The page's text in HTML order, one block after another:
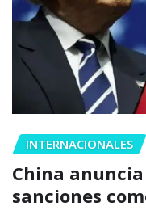
INTERNACIONALES
China
sanciones